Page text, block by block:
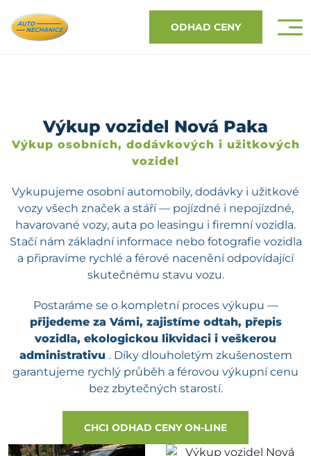
ODHAD CENY
Výkup vozidel Nová Paka
Výkup osobních, dodávkových i užitkových
vozidel
Vykupujeme osobní automobily, dodávky i užitkové
vozy všech značek a stáří — pojízdné i nepojízdné,
havarované vozy, auta po leasingu i firemní vozidla.
Stačí nám základní informace nebo fotografie vozidla
a připravíme rychlé a férové nacenění odpovídající
skutečnému stavu vozu.
Postaráme se o kompletní proces výkupu —
přijedeme za Vámi, zajistíme odtah, přepis
vozidla, ekologickou likvidaci i veškerou
administrativu . Díky dlouholetým zkušenostem
garantujeme rychlý průběh a férovou výkupní cenu
bez zbytečných starostí.
CHCI ODHAD CENY ON-LINE